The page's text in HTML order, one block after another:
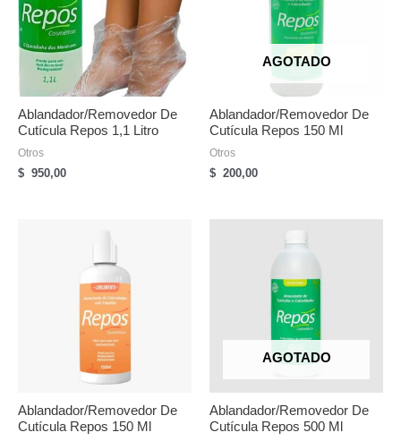
Ablandador/Removedor De
Cutícula Repos 1,1 Litro
Otros
$ 950,00
AGOTADO
Ablandador/Removedor De
Cutícula Repos 150 Ml
Otros
$ 200,00
Ablandador/Removedor De
Cutícula Repos 150 Ml
AGOTADO
Ablandador/Removedor De
Cutícula Repos 500 Ml